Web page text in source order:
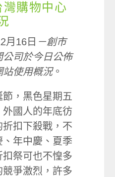
購物中心
月16日 －創市
公司於今日公佈
站使用概況。
，黑色星期五
國人的年底彷
扣下殺戰，不
年中慶、夏季
祭可也不惶多
爭激烈，許多